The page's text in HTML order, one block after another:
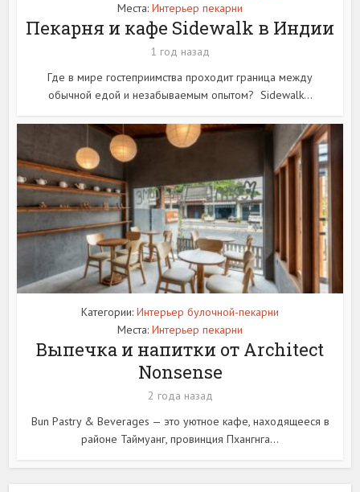
Места: Интерьер пекарни
Пекарня и кафе Sidewalk в Индии
1 год назад
Где в мире гостеприимства проходит граница между
обычной едой и незабываемым опытом? Sidewalk...
Категории: Интерьер булочной-пекарни
Места: Интерьер пекарни
Выпечка и напитки от Architect
Nonsense
2 года назад
Bun Pastry & Beverages — это уютное кафе, находящееся в
районе Таймуанг, провинция Пхангнга...